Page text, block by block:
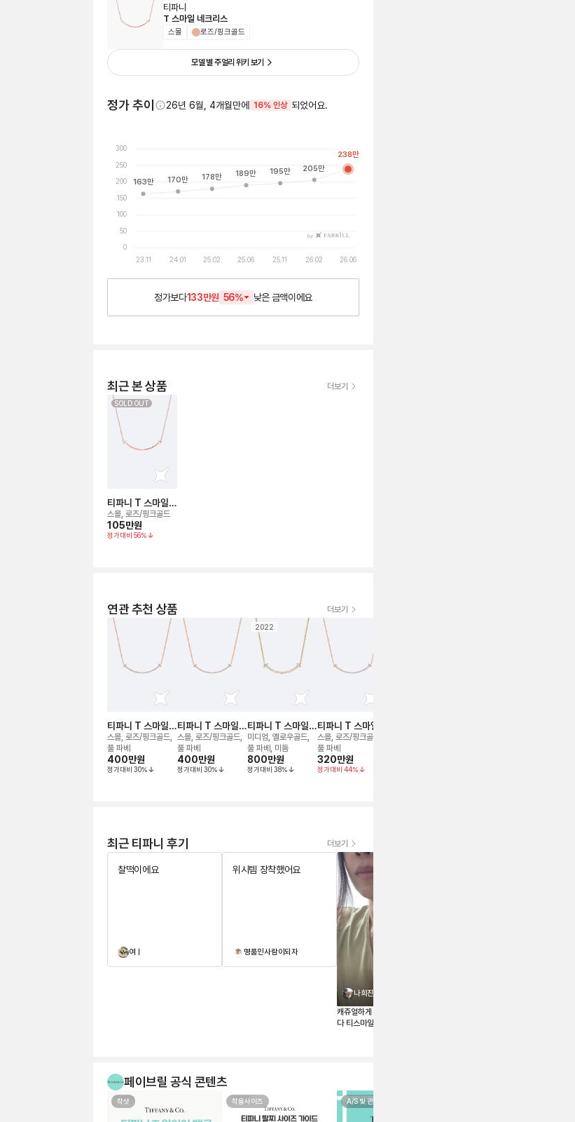
티파니
T 스마일 네크리스
스몰 로즈/핑크골드
모델 별 주얼리 위키 보기
정가 추이 26년 6월, 4개월만에 16% 인상 되었어요.
0
50
100
150
200
250
300
23.11 24.01 25.02 25.06 25.11 26.02 26.06
by
163만 170만 178만 189만 195만 205만
238만
정가보다133만원 56% 낮은금액이에요
최근 본 상품 더보기
SOLD OUT
티파니 T 스마일
네크리스
스몰, 로즈/핑크골드
105만원
정가대비 56%
연관 추천 상품 더보기
티파니 T 스마일
네크리스
스몰, 로즈/핑크골드,
풀 파베
400만원
정가대비 30%
티파니 T 스마일
네크리스
스몰, 로즈/핑크골드,
풀 파베
400만원
정가대비 30%
2022
티파니 T 스마일
네크리스
미디엄, 옐로우골드,
풀 파베, 미듐
800만원
정가대비 38%
티파니 T 스마일
네크리스
스몰, 로즈/핑크골드,
풀 파베
320만원
정가대비 44%
최근 티파니 후기 더보기
찰떡이에요
여ㅣ
위시템 장착했어요
명품인사람이되자
나희진
캐쥬얼하게 착용할 목걸이를 알아보
다 티스마일 라지가 딱 들어왔는데
페이브릴 공식 콘텐츠
착샷 착용사이즈 A/S 및 관리법